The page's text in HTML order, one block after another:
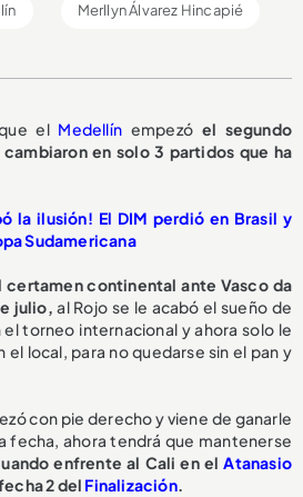
Merllyn Álvarez Hincapié
el Medellín empezóel segundo
en solo 3 partidos que ha
la ilusión! El DIM perdió en Brasil y
Sudamericana
certamen continental ante Vasco da
julio, al Rojo se le acabó el sueño de
torneo internacional y ahora solo le
el local, para no quedarse sin el pan y
con pie derecho y viene de ganarle
fecha, ahora tendrá que mantenerse
enfrente al Cali en elAtanasio
2 del Finalización.